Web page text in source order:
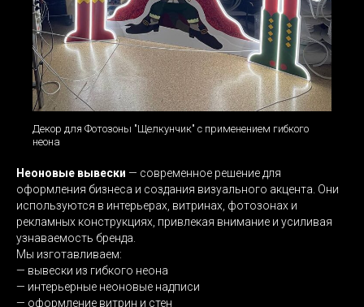
Декор для Фотозоны "Щелкунчик" с применением гибкого
неона
Неоновые вывески — современное решение для
оформления бизнеса и создания визуального акцента. Они
используются в интерьерах, витринах, фотозонах и
рекламных конструкциях, привлекая внимание и усиливая
узнаваемость бренда.
Мы изготавливаем:
— вывески из гибкого неона
— интерьерные неоновые надписи
— оформление витрин и стен